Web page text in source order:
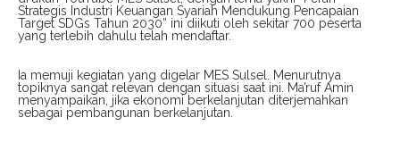
Strategis Industri Keuangan Syariah Mendukung Pencapaian
Target SDGs Tahun 2030” ini diikuti oleh sekitar 700 peserta
yang terlebih dahulu telah mendaftar.
Ia memuji kegiatan yang digelar MES Sulsel. Menurutnya
topiknya sangat relevan dengan situasi saat ini. Ma’ruf Amin
menyampaikan, jika ekonomi berkelanjutan diterjemahkan
sebagai pembangunan berkelanjutan.